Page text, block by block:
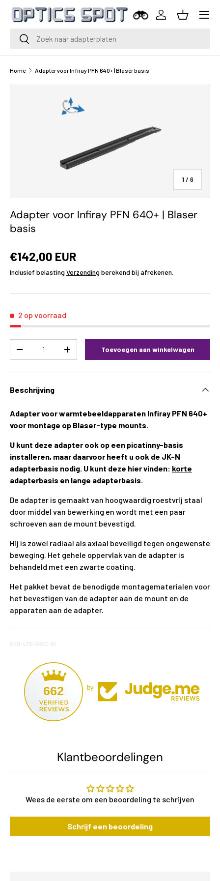
Ga naar inhoud
Zoeken
Zoeken
InloggenMand
Menu
Home Adapter voor Infiray PFN 640+ | Blaser basis
1/ van
6
Adapter voor Infiray PFN 640+ | Blaser
basis
€142,00 EUR
Inclusief belasting Verzending berekend bij afrekenen.
2 op voorraad
-
+ Toevoegen aan winkelwagen
Beschrijving
Adapter voor warmtebeeldapparaten Infiray PFN 640+
voor montage op Blaser-type mounts.
U kunt deze adapter ook op een picatinny-basis
installeren, maar daarvoor heeft u ook de JK-N
adapterbasis nodig. U kunt deze hier vinden: korte
adapterbasis en lange adapterbasis.
De adapter is gemaakt van hoogwaardig roestvrij staal
door middel van bewerking en wordt met een paar
schroeven aan de mount bevestigd.
Hij is zowel radiaal als axiaal beveiligd tegen ongewenste
beweging. Het gehele oppervlak van de adapter is
behandeld met een zwarte coating.
Het pakket bevat de benodigde montagematerialen voor
het bevestigen van de adapter aan de mount en de
apparaten aan de adapter.
SKU: 4251-0430-01
662 by
Klantbeoordelingen
Wees de eerste om een beoordeling te schrijven
Schrijf een beoordeling